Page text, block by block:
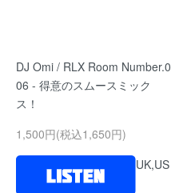
DJ Omi / RLX Room Number.0
06 - 得意のスムースミック
ス！
1,500円(税込1,650円)
UK,US